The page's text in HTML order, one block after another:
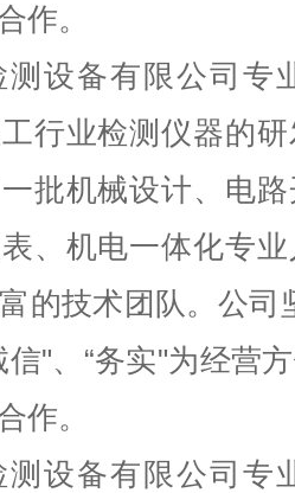
作。
设备有限公司专
行业检测仪器的
批机械设计、电
、机电一体化专
的技术团队。公司
信"、“务实"为经营
作。
设备有限公司专